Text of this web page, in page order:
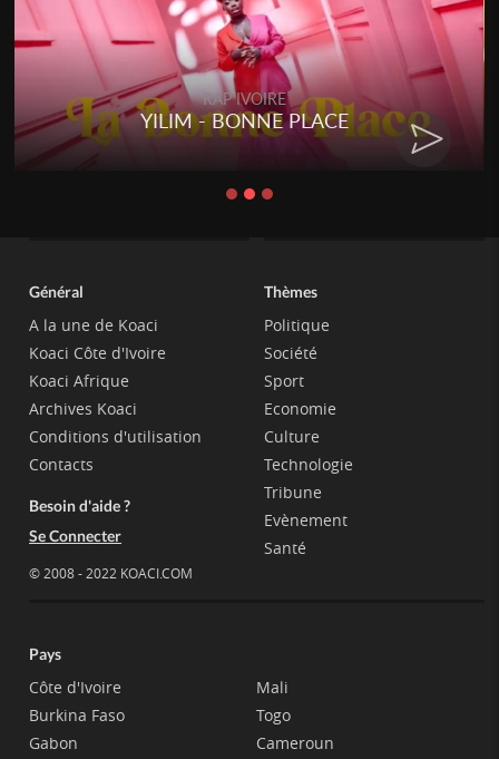
RAP IVOIRE
YILIM - BONNE PLACE
Général
A la une de Koaci
Koaci Côte d'Ivoire
Koaci Afrique
Archives Koaci
Conditions d'utilisation
Contacts
Besoin d'aide ?
Se Connecter
© 2008 - 2022 KOACI.COM
Thèmes
Politique
Société
Sport
Economie
Culture
Technologie
Tribune
Evènement
Santé
Pays
Côte d'Ivoire
Burkina Faso
Gabon
Mali
Togo
Cameroun